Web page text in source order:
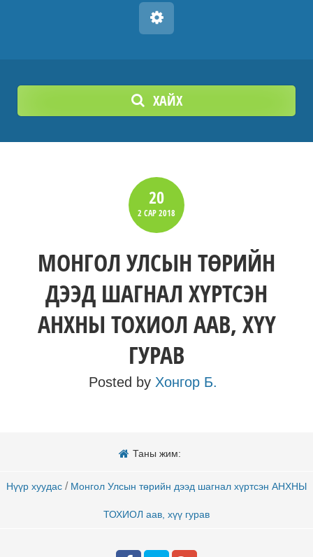
ХАЙХ
20
2 САР2018
МОНГОЛ УЛСЫН ТӨРИЙН
ДЭЭД ШАГНАЛ ХҮРТСЭН
АНХНЫ ТОХИОЛ ААВ, ХҮҮ
ГУРАВ
Posted by Хонгор Б.
Таны жим:
Нүүр хуудас / Монгол Улсын төрийн дээд шагнал хүртсэн АНХНЫ
ТОХИОЛ аав, хүү гурав